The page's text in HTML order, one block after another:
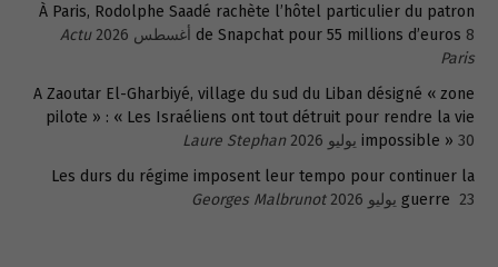
À Paris, Rodolphe Saadé rachète l’hôtel particulier du patron
de Snapchat pour 55 millions d’euros 8 أغسطس 2026
Actu
Paris
A Zaoutar El-Gharbiyé, village du sud du Liban désigné « zone
pilote » : « Les Israéliens ont tout détruit pour rendre la vie
impossible » 30 يوليو 2026
Laure Stephan
Les durs du régime imposent leur tempo pour continuer la
guerre 23 يوليو 2026 Georges Malbrunot